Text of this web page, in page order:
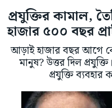
প্রযুক্তির কামাল,
হাজার ৫০০ বছর
আড়াই হাজার বছর আগে
মানুষ? উত্তর দিল
প্রযুক্তি